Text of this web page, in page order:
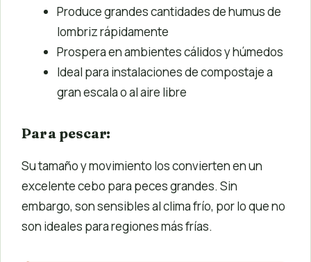
Produce grandes cantidades de humus de
lombriz rápidamente
Prospera en ambientes cálidos y húmedos
Ideal para instalaciones de compostaje a
gran escala o al aire libre
Para pescar:
Su tamaño y movimiento los convierten en un
excelente cebo para peces grandes. Sin
embargo, son sensibles al clima frío, por lo que no
son ideales para regiones más frías.